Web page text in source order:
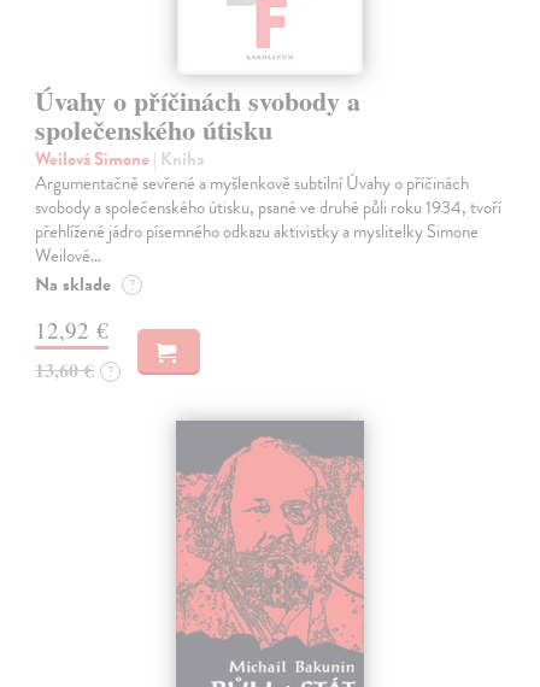
Úvahy o příčinách svobody a
společenského útisku
Weilová Simone | Kniha
Argumentačně sevřené a myšlenkově subtilní Úvahy o příčinách
svobody a společenského útisku, psané ve druhé půli roku 1934, tvoří
přehlížené jádro písemného odkazu aktivistky a myslitelky Simone
Weilové…
Na sklade ?
12,92 €
13,60 € ?